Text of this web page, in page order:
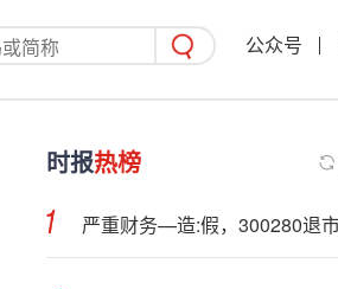
公众号
时报热榜